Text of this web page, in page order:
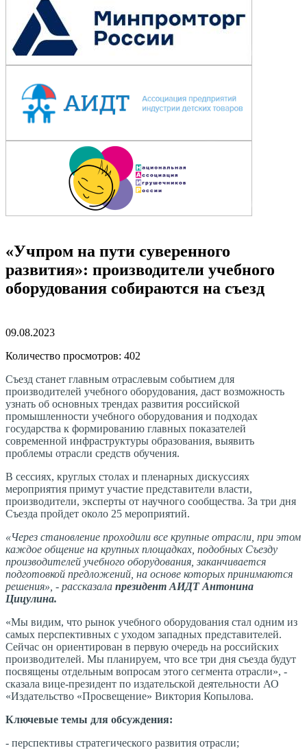
«Учпром на пути суверенного
развития»: производители учебного
оборудования собираются на съезд
09.08.2023
Количество просмотров: 402
Съезд станет главным отраслевым событием для
производителей учебного оборудования, даст возможность
узнать об основных трендах развития российской
промышленности учебного оборудования и подходах
государства к формированию главных показателей
современной инфраструктуры образования, выявить
проблемы отрасли средств обучения.
В сессиях, круглых столах и пленарных дискуссиях
мероприятия примут участие представители власти,
производители, эксперты от научного сообщества. За три дня
Съезда пройдет около 25 мероприятий.
«Через становление проходили все крупные отрасли, при этом
каждое общение на крупных площадках, подобных Съезду
производителей учебного оборудования, заканчивается
подготовкой предложений, на основе которых принимаются
решения», - рассказала президент АИДТ Антонина
Цицулина.
«Мы видим, что рынок учебного оборудования стал одним из
самых перспективных с уходом западных представителей.
Сейчас он ориентирован в первую очередь на российских
производителей. Мы планируем, что все три дня съезда будут
посвящены отдельным вопросам этого сегмента отрасли», -
сказала вице-президент по издательской деятельности АО
«Издательство «Просвещение» Виктория Копылова.
Ключевые темы для обсуждения:
- перспективы стратегического развития отрасли;